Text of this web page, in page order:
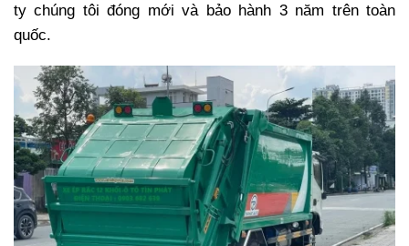
ty chúng tôi đóng mới và bảo hành 3 năm trên toàn
quốc.